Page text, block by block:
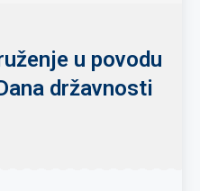
u povodu
državnosti